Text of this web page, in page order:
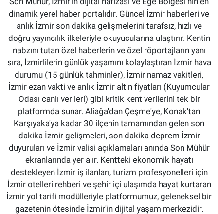
dinamik yerel haber portalıdır. Güncel İzmir haberleri ve
anlık İzmir son dakika gelişmelerini tarafsız, hızlı ve
doğru yayıncılık ilkeleriyle okuyucularına ulaştırır. Kentin
nabzını tutan özel haberlerin ve özel röportajların yanı
sıra, İzmirlilerin günlük yaşamını kolaylaştıran İzmir hava
durumu (15 günlük tahminler), İzmir namaz vakitleri,
İzmir ezan vakti ve anlık İzmir altın fiyatları (Kuyumcular
Odası canlı verileri) gibi kritik kent verilerini tek bir
platformda sunar. Aliağa'dan Çeşme'ye, Konak'tan
Karşıyaka'ya kadar 30 ilçenin tamamından gelen son
dakika İzmir gelişmeleri, son dakika deprem İzmir
duyuruları ve İzmir valisi açıklamaları anında Son Mühür
ekranlarında yer alır. Kentteki ekonomik hayatı
destekleyen İzmir iş ilanları, turizm profesyonelleri için
İzmir otelleri rehberi ve şehir içi ulaşımda hayat kurtaran
İzmir yol tarifi modülleriyle platformumuz, geleneksel bir
gazetenin ötesinde İzmir'in dijital yaşam merkezidir.